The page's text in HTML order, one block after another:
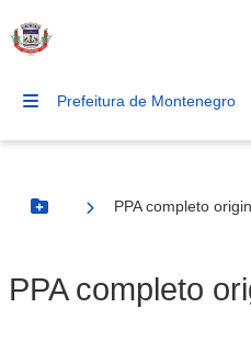
Prefeitura de Montenegro
Botão Menu
PPA completo
PPA completo